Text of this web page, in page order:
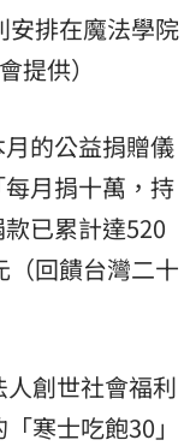
安排在魔法學院
提供）
的公益捐贈儀
月捐十萬，持
已累計達520
（回饋台灣二十
創世社會福利
寒士吃飽30」